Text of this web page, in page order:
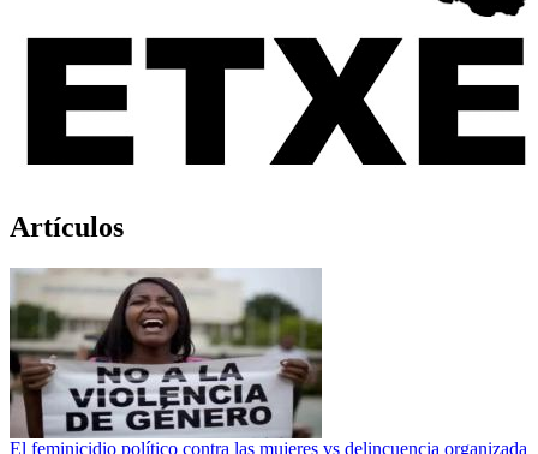
Artículos
El feminicidio político contra las mujeres vs delincuencia organizada